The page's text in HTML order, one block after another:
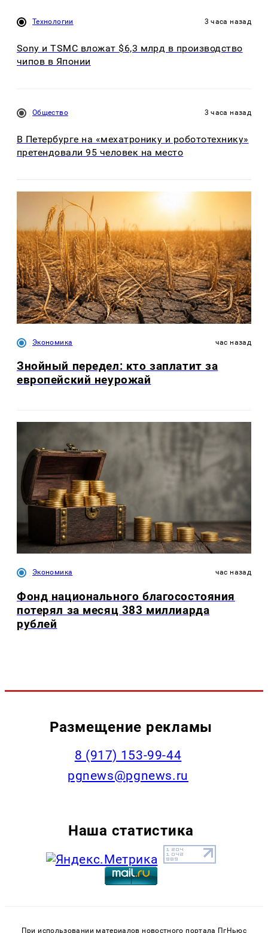
Технологии 3 часа назад
Sony и TSMC вложат $6,3 млрд в производство
чипов в Японии
Общество 3 часа назад
В Петербурге на «мехатронику и робототехнику»
претендовали 95 человек на место
Экономика час назад
Знойный передел: кто заплатит за
европейский неурожай
Экономика час назад
Фонд национального благосостояния
потерял за месяц 383 миллиарда
рублей
Размещение рекламы
‭8 (917) 153-99-44
pgnews@pgnews.ru
Наша статистика
При использовании материалов новостного портала ПгНьюс